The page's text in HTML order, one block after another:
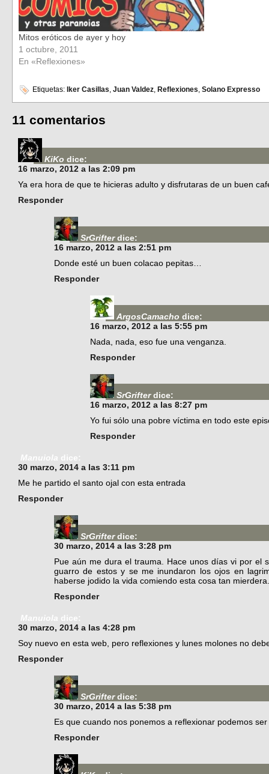
Mitos eróticos de ayer y hoy
1 octubre, 2011
En «Reflexiones»
Etiquetas: Iker Casillas, Juan Valdez, Reflexiones, Solano Expresso
11 comentarios
KiKo dice:
16 marzo, 2012 a las 2:09 pm
Ya era hora de que te hicieras adulto y disfrutaras de un buen
Responder
SrGrifter dice:
16 marzo, 2012 a las 2:51 pm
Donde esté un buen colacao pepitas…
Responder
ArgosCamacho dice:
16 marzo, 2012 a las 5:55 pm
Nada, nada, eso fue una venganza.
Responder
SrGrifter dice:
16 marzo, 2012 a las 8:27 pm
Yo fui sólo una pobre víctima en todo este
Responder
Manuiola dice:
30 marzo, 2014 a las 3:11 pm
Me he partido el santo ojal con esta entrada
Responder
SrGrifter dice:
30 marzo, 2014 a las 3:28 pm
Pue aún me dura el trauma. Hace unos días vi por el
guarro de estos y se me inundaron los ojos en
haberse jodido la vida comiendo esta cosa tan mierdera.
Responder
Manuiola dice:
30 marzo, 2014 a las 4:28 pm
Soy nuevo en esta web, pero reflexiones y lunes molones no
Responder
SrGrifter dice:
30 marzo, 2014 a las 5:38 pm
Es que cuando nos ponemos a reflexionar podemos
Responder